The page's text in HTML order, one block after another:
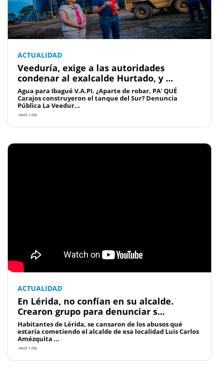
ACTUALIDAD
Veeduría, exige a las autoridades
condenar al exalcalde Hurtado, y ...
Agua para Ibagué V.A.PI. ¿Aparte de robar, PA' QUÉ
Carajos construyeron el tanque del Sur? Denuncia
Pública La Veedur...
HACE 1 DÍA
ACTUALIDAD
En Lérida, no confían en su alcalde.
Crearon grupo para denunciar s...
Habitantes de Lérida, se cansaron de los abusos qué
estaría cometiendo el alcalde de esa localidad Luis Carlos
Amézquita ...
HACE 1 DÍA